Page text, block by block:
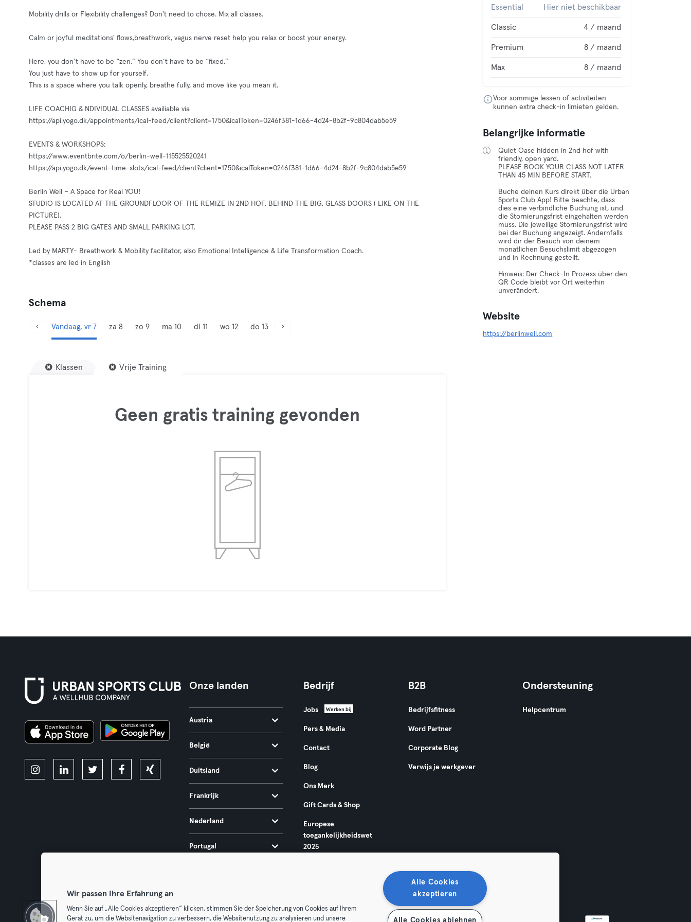
Mobility drills or Flexibility challenges? Don't need to chose. Mix all classes.
Calm or joyful meditations' flows,breathwork, vagus nerve reset help you relax or boost your energy.
Here, you don’t have to be “zen.” You don’t have to be “fixed.”
You just have to show up for yourself.
This is a space where you talk openly, breathe fully, and move like you mean it.
LIFE COACHIG & NDIVIDUAL CLASSES availiable via
https://api.yogo.dk/appointments/ical-feed/client?client=1750&icalToken=0246f381-1d66-4d24-8b2f-9c804dab5e59
EVENTS & WORKSHOPS:
https://www.eventbrite.com/o/berlin-well-115525520241
https://api.yogo.dk/event-time-slots/ical-feed/client?client=1750&icalToken=0246f381-1d66-4d24-8b2f-9c804dab5e59
Berlin Well – A Space for Real YOU!
STUDIO IS LOCATED AT THE GROUNDFLOOR OF THE REMIZE IN 2ND HOF, BEHIND THE BIG, GLASS DOORS ( LIKE ON THE
PICTURE).
PLEASE PASS 2 BIG GATES AND SMALL PARKING LOT.
Led by MARTY- Breathwork & Mobility facilitator, also Emotional Intelligence & Life Transformation Coach.
*classes are led in English
Schema
Vandaag, vr 7 za 8 zo 9 ma 10 di 11 wo 12 do 13
Klassen Vrije Training
Geen gratis training gevonden
Essential Hier niet beschikbaar
Classic 4 / maand
Premium 8 / maand
Max 8 / maand
Voor sommige lessen of activiteiten
kunnen extra check-in limieten gelden.
Belangrijke informatie
Quiet Oase hidden in 2nd hof with
friendly, open yard.
PLEASE BOOK YOUR CLASS NOT LATER
THAN 45 MIN BEFORE START.
Buche deinen Kurs direkt über die Urban
Sports Club App! Bitte beachte, dass
dies eine verbindliche Buchung ist, und
die Stornierungsfrist eingehalten werden
muss. Die jeweilige Stornierungsfrist wird
bei der Buchung angezeigt. Andernfalls
wird dir der Besuch von deinem
monatlichen Besuchslimit abgezogen
und in Rechnung gestellt.
Hinweis: Der Check-In Prozess über den
QR Code bleibt vor Ort weiterhin
unverändert.
Website
https://berlinwell.com
Onze landen
Austria
België
Duitsland
Frankrijk
Nederland
Portugal
Bedrijf
Jobs Werken bij
Pers & Media
Contact
Blog
Ons Merk
Gift Cards & Shop
Europese
toegankelijkheidswet
2025
B2B
Bedrijfsfitness
Word Partner
Corporate Blog
Verwijs je werkgever
Ondersteuning
Helpcentrum
Wir passen Ihre Erfahrung an
Wenn Sie auf „Alle Cookies akzeptieren“ klicken, stimmen Sie der Speicherung von Cookies auf Ihrem
Gerät zu, um die Websitenavigation zu verbessern, die Websitenutzung zu analysieren und unsere
Alle Cookies
akzeptieren
Alle Cookies ablehnen